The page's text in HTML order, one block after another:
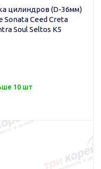
цилиндров (D-36мм)
Sonata Ceed Creta
Soul Seltos K5
10 шт